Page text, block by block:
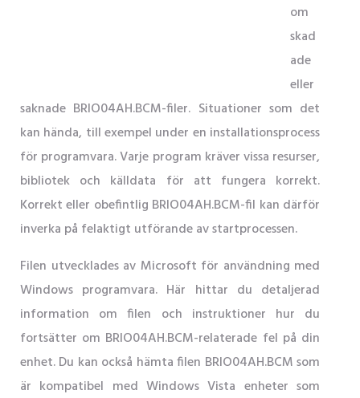
om
skad
ade
eller
saknade BRIO04AH.BCM-filer. Situationer som det
kan hända, till exempel under en installationsprocess
för programvara. Varje program kräver vissa resurser,
bibliotek och källdata för att fungera korrekt.
Korrekt eller obefintlig BRIO04AH.BCM-fil kan därför
inverka på felaktigt utförande av startprocessen.
Filen utvecklades av Microsoft för användning med
Windows programvara. Här hittar du detaljerad
information om filen och instruktioner hur du
fortsätter om BRIO04AH.BCM-relaterade fel på din
enhet. Du kan också hämta filen BRIO04AH.BCM som
är kompatibel med Windows Vista enheter som